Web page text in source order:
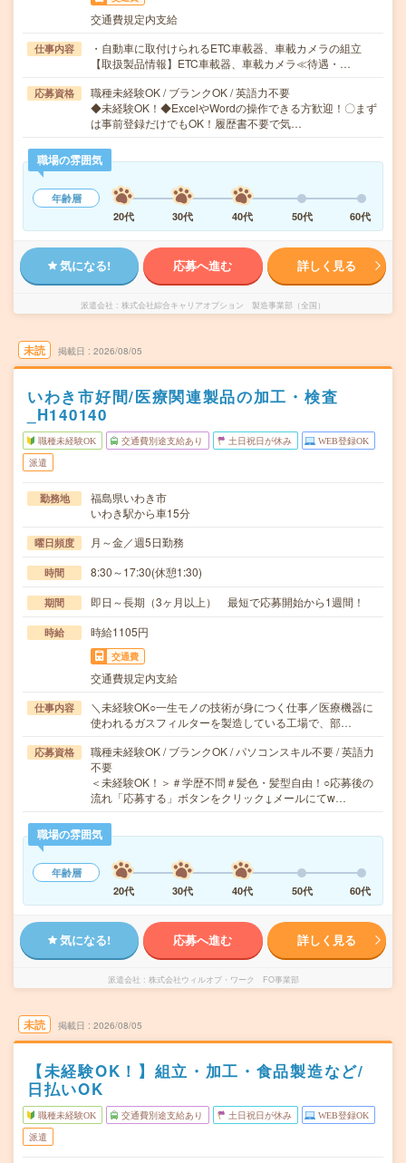
交通費規定内支給
仕事内容
・自動車に取付けられるETC車載器、車載カメラの組立
【取扱製品情報】ETC車載器、車載カメラ≪待遇・…
応募資格
職種未経験OK / ブランクOK / 英語力不要
◆未経験OK！◆ExcelやWordの操作できる方歓迎！〇まず
は事前登録だけでもOK！履歴書不要で気…
職場の雰囲気
年齢層
20代
30代 40代 50代 60代
気になる! 応募へ進む 詳しく見る
派遣会社 株式会社綜合キャリアオプション 製造事業部（全国）
未読 掲載日 2026/08/05
いわき市好間/医療関連製品の加工・検査
_H140140
職種未経験OK 交通費別途支給あり 土日祝日が休み WEB登録OK
派遣
勤務地
福島県いわき市
いわき駅から車15分
曜日頻度 月～金／週5日勤務
時間 8:30～17:30(休憩1:30)
期間 即日～長期（3ヶ月以上） 最短で応募開始から1週間！
時給 時給1105円
交通費
交通費規定内支給
仕事内容
＼未経験OK○一生モノの技術が身につく仕事／医療機器に
使われるガスフィルターを製造している工場で、部…
応募資格
職種未経験OK / ブランクOK / パソコンスキル不要 / 英語力
不要
＜未経験OK！＞＃学歴不問＃髪色・髪型自由！○応募後の
流れ「応募する」ボタンをクリック↓メールにてw…
職場の雰囲気
年齢層
20代
30代 40代 50代 60代
気になる! 応募へ進む 詳しく見る
派遣会社 株式会社ウィルオブ・ワーク FO事業部
未読 掲載日 2026/08/05
【未経験OK！】組立・加工・食品製造など/
日払いOK
職種未経験OK 交通費別途支給あり 土日祝日が休み WEB登録OK
派遣